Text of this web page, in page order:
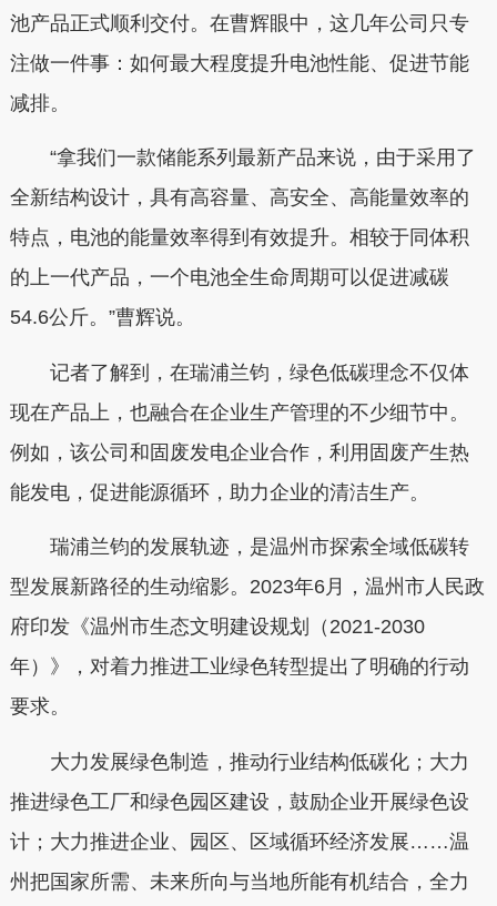
池产品正式顺利交付。在曹辉眼中，这几年公司只专
注做一件事：如何最大程度提升电池性能、促进节能
减排。
“拿我们一款储能系列最新产品来说，由于采用了
全新结构设计，具有高容量、高安全、高能量效率的
特点，电池的能量效率得到有效提升。相较于同体积
的上一代产品，一个电池全生命周期可以促进减碳
54.6公斤。”曹辉说。
记者了解到，在瑞浦兰钧，绿色低碳理念不仅体
现在产品上，也融合在企业生产管理的不少细节中。
例如，该公司和固废发电企业合作，利用固废产生热
能发电，促进能源循环，助力企业的清洁生产。
瑞浦兰钧的发展轨迹，是温州市探索全域低碳转
型发展新路径的生动缩影。2023年6月，温州市人民政
府印发《温州市生态文明建设规划（2021-2030
年）》，对着力推进工业绿色转型提出了明确的行动
要求。
大力发展绿色制造，推动行业结构低碳化；大力
推进绿色工厂和绿色园区建设，鼓励企业开展绿色设
计；大力推进企业、园区、区域循环经济发展……温
州把国家所需、未来所向与当地所能有机结合，全力